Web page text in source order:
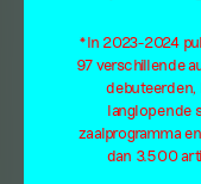
*In 2023-2024
97 verschillende
debuteerden,
langlopende
zaalprogramma
dan 3.500